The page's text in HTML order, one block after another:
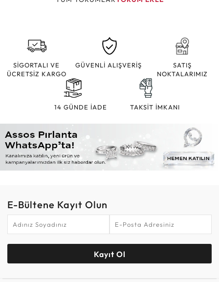
SİGORTALI VE
ÜCRETSİZ KARGO
GÜVENLİ ALIŞVERİŞ
SATIŞ
NOKTALARIMIZ
14 GÜNDE İADE TAKSİT İMKANI
E-Bültene Kayıt Olun
Kayıt Ol